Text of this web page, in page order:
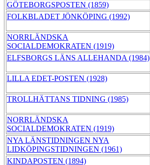
GÖTEBORGSPOSTEN (1859)
FOLKBLADET JÖNKÖPING (1992)
NORRLÄNDSKA
SOCIALDEMOKRATEN (1919)
ELFSBORGS LÄNS ALLEHANDA (1984)
LILLA EDET-POSTEN (1928)
TROLLHÄTTANS TIDNING (1985)
NORRLÄNDSKA
SOCIALDEMOKRATEN (1919)
NYA LÄNSTIDNINGEN NYA
LIDKÖPINGSTIDNINGEN (1961)
KINDAPOSTEN (1894)